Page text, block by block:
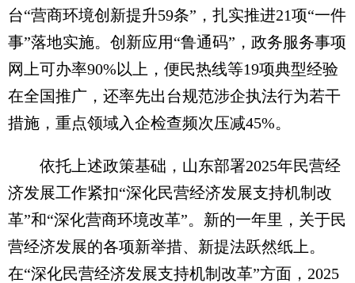
台“营商环境创新提升59条”，扎实推进21项“一件
事”落地实施。创新应用“鲁通码”，政务服务事项
网上可办率90%以上，便民热线等19项典型经验
在全国推广，还率先出台规范涉企执法行为若干
措施，重点领域入企检查频次压减45%。
依托上述政策基础，山东部署2025年民营经
济发展工作紧扣“深化民营经济发展支持机制改
革”和“深化营商环境改革”。新的一年里，关于民
营经济发展的各项新举措、新提法跃然纸上。
在“深化民营经济发展支持机制改革”方面，2025